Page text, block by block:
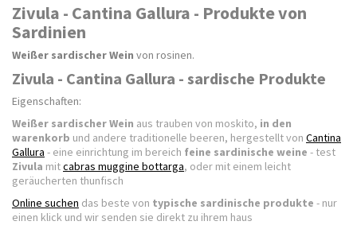
Zivula - Cantina Gallura - Produkte von
Sardinien
Weißer sardischer Wein von rosinen.
Zivula - Cantina Gallura - sardische Produkte
Eigenschaften:
Weißer sardischer Wein aus trauben von moskito, in den
warenkorb und andere traditionelle beeren, hergestellt von Cantina
Gallura - eine einrichtung im bereich feine sardinische weine - test
Zivula mitcabras muggine bottarga, oder mit einem leicht
geräucherten thunfisch
Online suchen das beste von typische sardinische produkte - nur
einen klick und wir senden sie direkt zu ihrem haus